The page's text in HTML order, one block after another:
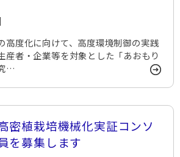
高度化に向けて、高度環境制御の実践
産者・企業等を対象とした「あおもり
…
密植栽培機械化実証コンソ
を募集します